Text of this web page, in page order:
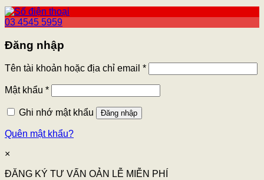
03 4545 5959
Đăng nhập
Tên tài khoản hoặc địa chỉ email *
Mật khẩu *
Ghi nhớ mật khẩu Đăng nhập
Quên mật khẩu?
×
ĐĂNG KÝ TƯ VẤN OẢN LỄ MIỄN PHÍ